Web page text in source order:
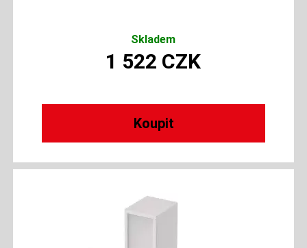
Skladem
1 522 CZK